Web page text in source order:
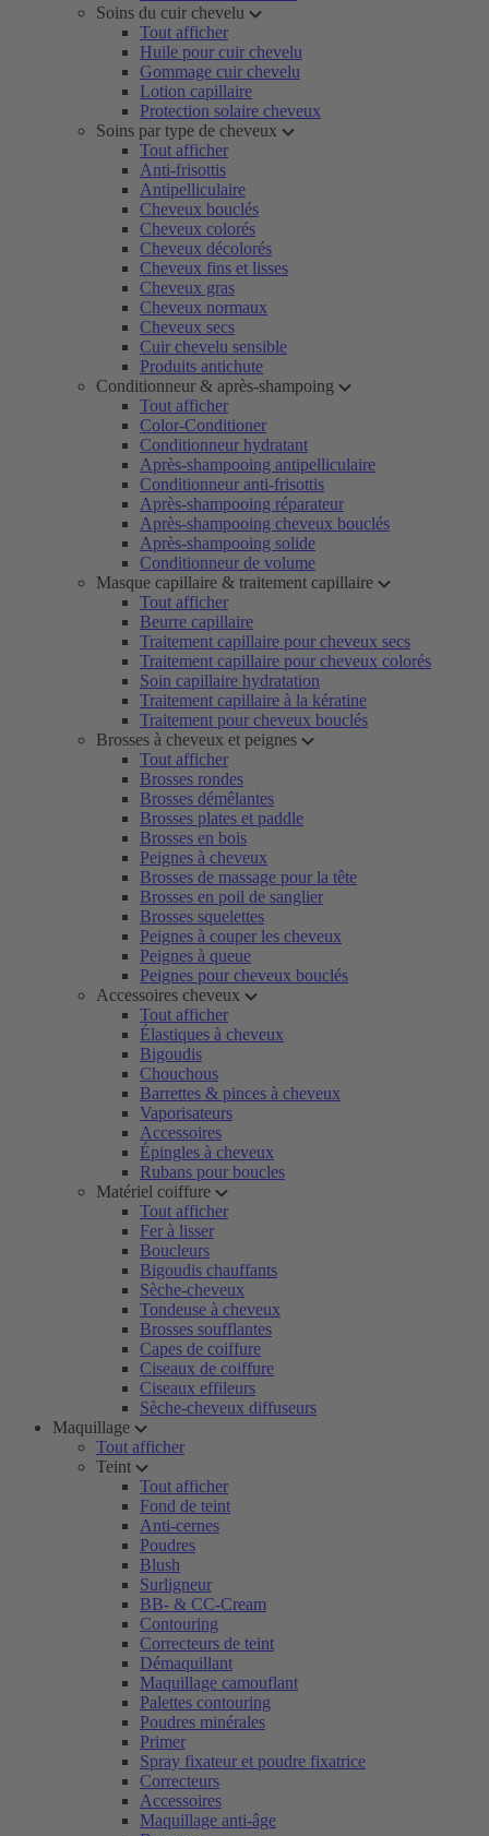
Soins du cuir chevelu
Tout afficher
Huile pour cuir chevelu
Gommage cuir chevelu
Lotion capillaire
Protection solaire cheveux
Soins par type de cheveux
Tout afficher
Anti-frisottis
Antipelliculaire
Cheveux bouclés
Cheveux colorés
Cheveux décolorés
Cheveux fins et lisses
Cheveux gras
Cheveux normaux
Cheveux secs
Cuir chevelu sensible
Produits antichute
Conditionneur & après-shampoing
Tout afficher
Color-Conditioner
Conditionneur hydratant
Après-shampooing antipelliculaire
Conditionneur anti-frisottis
Après-shampooing réparateur
Après-shampooing cheveux bouclés
Après-shampooing solide
Conditionneur de volume
Masque capillaire & traitement capillaire
Tout afficher
Beurre capillaire
Traitement capillaire pour cheveux secs
Traitement capillaire pour cheveux colorés
Soin capillaire hydratation
Traitement capillaire à la kératine
Traitement pour cheveux bouclés
Brosses à cheveux et peignes
Tout afficher
Brosses rondes
Brosses démêlantes
Brosses plates et paddle
Brosses en bois
Peignes à cheveux
Brosses de massage pour la tête
Brosses en poil de sanglier
Brosses squelettes
Peignes à couper les cheveux
Peignes à queue
Peignes pour cheveux bouclés
Accessoires cheveux
Tout afficher
Élastiques à cheveux
Bigoudis
Chouchous
Barrettes & pinces à cheveux
Vaporisateurs
Accessoires
Épingles à cheveux
Rubans pour boucles
Matériel coiffure
Tout afficher
Fer à lisser
Boucleurs
Bigoudis chauffants
Sèche-cheveux
Tondeuse à cheveux
Brosses soufflantes
Capes de coiffure
Ciseaux de coiffure
Ciseaux effileurs
Sèche-cheveux diffuseurs
Maquillage
Tout afficher
Teint
Tout afficher
Fond de teint
Anti-cernes
Poudres
Blush
Surligneur
BB- & CC-Cream
Contouring
Correcteurs de teint
Démaquillant
Maquillage camouflant
Palettes contouring
Poudres minérales
Primer
Spray fixateur et poudre fixatrice
Correcteurs
Accessoires
Maquillage anti-âge